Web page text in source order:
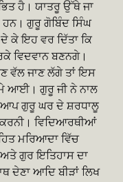
ਹੈ। ਯਾਤਰੂ ਉੱਥੇ ਜਾ
ਹਨ। ਗੁਰੂ ਗੋਬਿੰਦ ਸਿੰਘ
ਦੇ ਕੇ ਇਹ ਵਰ ਦਿੱਤਾ ਕਿ
ਵਿਦਵਾਨ ਬਣਨਗੇ।
ਵੱਲ ਜਾਣ ਲੱਗੇ ਤਾਂ ਇਸ
ਆਈ। ਗੁਰੂ ਜੀ ਨੇ ਨਾਲ
ਆਪ ਗੁਰੂ ਘਰ ਦੇ ਸ਼ਰਧਾਲੂ
ਵਿਦਿਆਰਥੀਆਂ
ਮਰਿਆਦਾ ਵਿੱਚ
ਗੁਰ ਇਤਿਹਾਸ ਦਾ
ਦੇਣਾ ਆਦਿ ਬੀੜਾਂ ਲਿਖ